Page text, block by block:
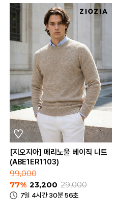
[지오지아] 메리노울 베이직 니트
(ABE1ER1103)
99,000
77% 23,200 29,000
7일 4시간 30분 56초